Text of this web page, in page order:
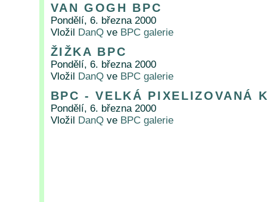
VAN GOGH BPC
Pondělí, 6. března 2000
Vložil DanQve BPC galerie
ŽIŽKA BPC
Pondělí, 6. března 2000
Vložil DanQve BPC galerie
BPC - VELKÁ PIXELIZOVANÁ
Pondělí, 6. března 2000
Vložil DanQve BPC galerie